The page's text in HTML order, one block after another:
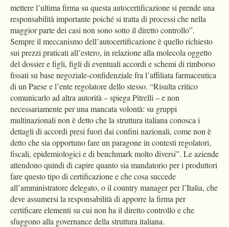
mettere l’ultima firma su questa autocertificazione si prende una
responsabilità importante poiché si tratta di processi che nella
maggior parte dei casi non sono sotto il diretto controllo”.
Sempre il meccanismo dell’autocertificazione è quello richiesto
sui prezzi praticati all’estero, in relazione alla molecola oggetto
del dossier e figli, figli di eventuali accordi e schemi di rimborso
fissati su base negoziale-confidenziale fra l’affiliata farmaceutica
di un Paese e l’ente regolatore dello stesso. “Risulta critico
comunicarlo ad altra autorità – spiega Pitrelli – e non
necessariamente per una mancata volontà: su gruppi
multinazionali non è detto che la struttura italiana conosca i
dettagli di accordi presi fuori dai confini nazionali, come non è
detto che sia opportuno fare un paragone in contesti regolatori,
fiscali, epidemiologici e di benchmark molto diversi”. Le aziende
attendono quindi di capire quanto sia mandatorio per i produttori
fare questo tipo di certificazione e che cosa succede
all’amministratore delegato, o il country manager per l’Italia, che
deve assumersi la responsabilità di apporre la firma per
certificare elementi su cui non ha il diretto controllo e che
sfuggono alla governance della struttura italiana.